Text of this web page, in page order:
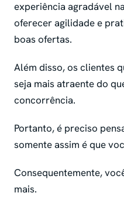
experiência agradável
oferecer agilidade e
boas ofertas.
Além disso, os clientes
seja mais atraente do
concorrência.
Portanto, é preciso
somente assim é que
Consequentemente,
mais.